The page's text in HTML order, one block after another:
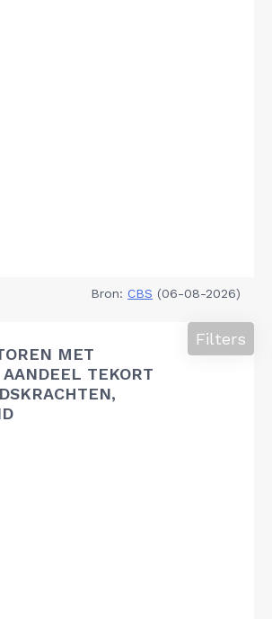
Bron: CBS (06-08-2026)
MET
AANDEEL TEKORT
Filters